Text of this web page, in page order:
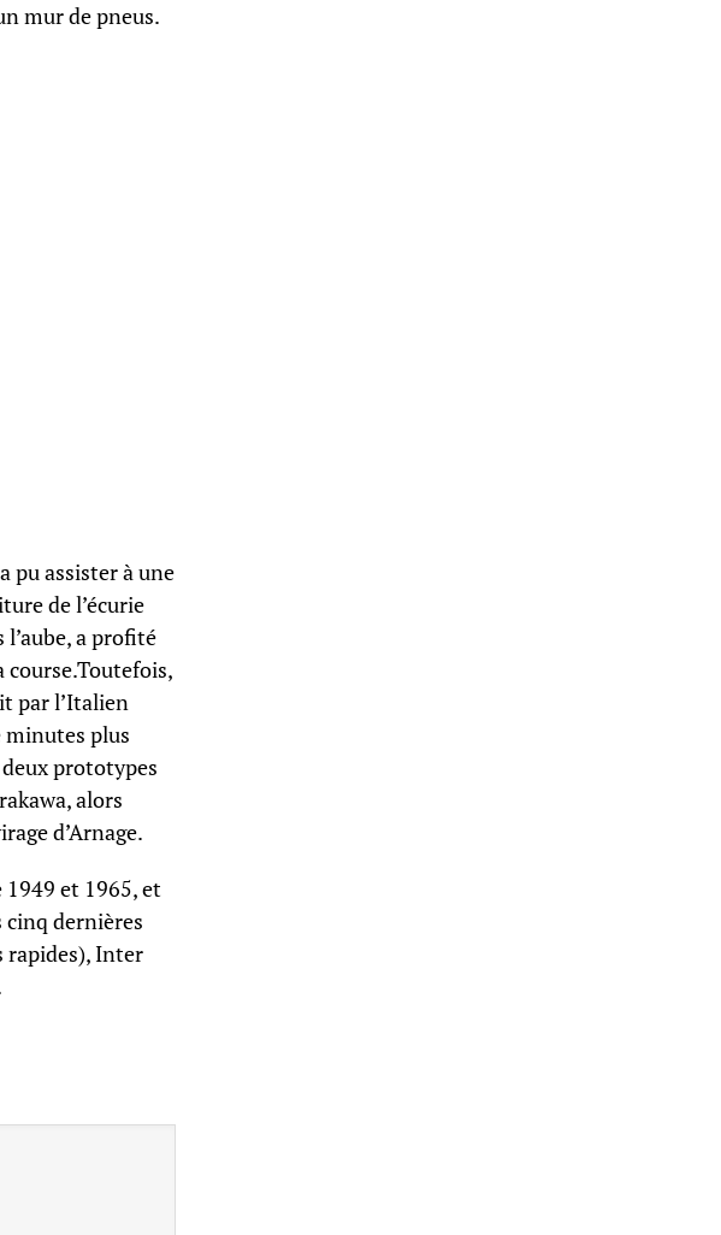
mur de pneus.
pu assister à une
de l’écurie
a profité
course.Toutefois,
par l’Italien
minutes plus
prototypes
alors
d’Arnage.
1949 et 1965, et
dernières
rapides), Inter